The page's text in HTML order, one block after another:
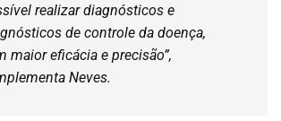
realizar diagnósticos e
de controle da doença,
maior eficácia e precisão”,
Neves.